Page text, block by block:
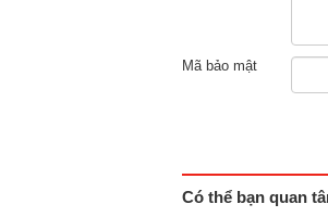
Mã bảo mật
Có thể bạn quan